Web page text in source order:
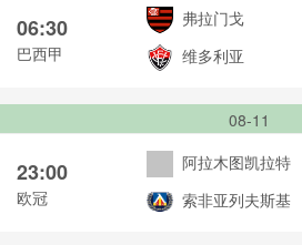
06:30
巴西甲
弗拉门戈
维多利亚
08-11
23:00
欧冠
阿拉木图凯拉特
索非亚列夫斯基